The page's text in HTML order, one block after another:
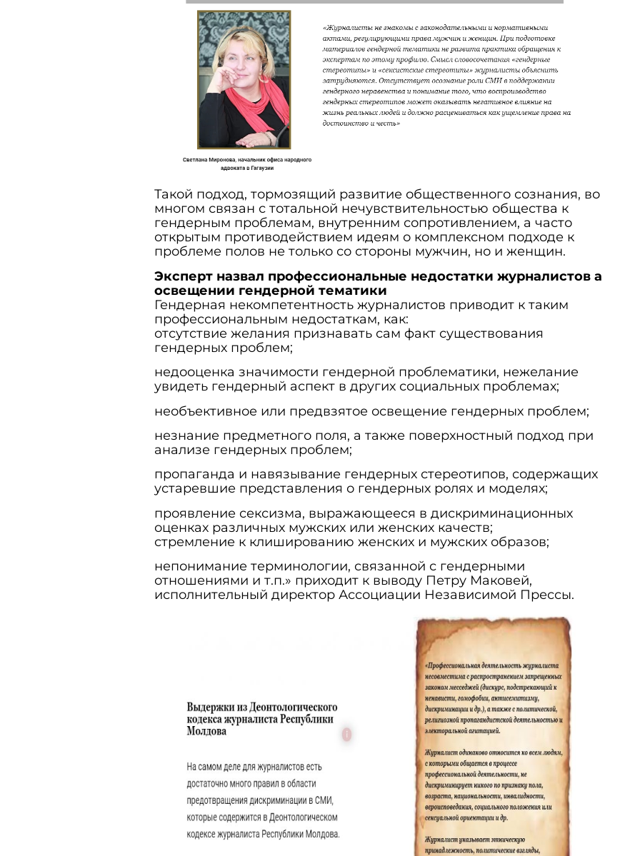
Такой подход, тормозящий развитие общественного сознания, во
многом связан с тотальной нечувствительностью общества к
гендерным проблемам, внутренним сопротивлением, а часто
открытым противодействием идеям о комплексном подходе к
проблеме полов не только со стороны мужчин, но и женщин.
Эксперт назвал профессиональные недостатки журналистов а
освещении гендерной тематики
Гендерная некомпетентность журналистов приводит к таким
профессиональным недостаткам, как:
отсутствие желания признавать сам факт существования
гендерных проблем;
недооценка значимости гендерной проблематики, нежелание
увидеть гендерный аспект в других социальных проблемах;
необъективное или предвзятое освещение гендерных проблем;
незнание предметного поля, а также поверхностный подход при
анализе гендерных проблем;
пропаганда и навязывание гендерных стереотипов, содержащих
устаревшие представления о гендерных ролях и моделях;
проявление сексизма, выражающееся в дискриминационных
оценках различных мужских или женских качеств;
стремление к клишированию женских и мужских образов;
непонимание терминологии, связанной с гендерными
отношениями и т.п.» приходит к выводу Петру Маковей,
исполнительный директор Ассоциации Независимой Прессы.